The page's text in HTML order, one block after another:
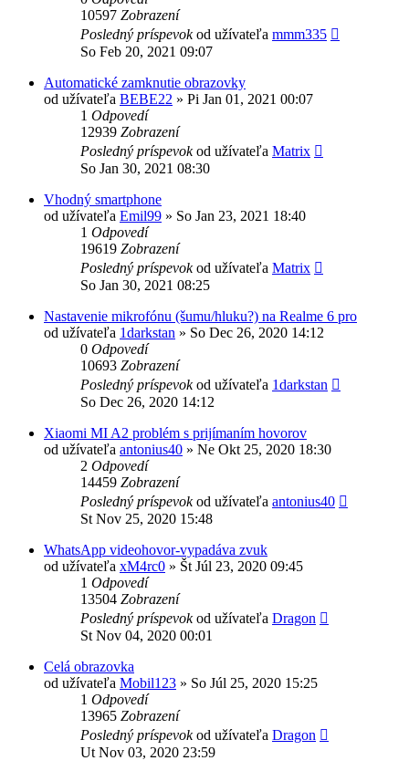
10597 Zobrazení
Posledný príspevokod užívateľa mmm335
So Feb 20, 2021 09:07
Automatické zamknutie obrazovky
od užívateľa BEBE22 » Pi Jan 01, 2021 00:07
1 Odpovedí
12939 Zobrazení
Posledný príspevokod užívateľa Matrix
So Jan 30, 2021 08:30
Vhodný smartphone
od užívateľa Emil99 » So Jan 23, 2021 18:40
1 Odpovedí
19619 Zobrazení
Posledný príspevokod užívateľa Matrix
So Jan 30, 2021 08:25
Nastavenie mikrofónu (šumu/hluku?) na Realme 6 pro
od užívateľa 1darkstan » So Dec 26, 2020 14:12
0 Odpovedí
10693 Zobrazení
Posledný príspevokod užívateľa 1darkstan
So Dec 26, 2020 14:12
Xiaomi MI A2 problém s prijímaním hovorov
od užívateľa antonius40 » Ne Okt 25, 2020 18:30
2 Odpovedí
14459 Zobrazení
Posledný príspevokod užívateľa antonius40
St Nov 25, 2020 15:48
WhatsApp videohovor-vypadáva zvuk
od užívateľa xM4rc0 » Št Júl 23, 2020 09:45
1 Odpovedí
13504 Zobrazení
Posledný príspevokod užívateľa Dragon
St Nov 04, 2020 00:01
Celá obrazovka
od užívateľa Mobil123 » So Júl 25, 2020 15:25
1 Odpovedí
13965 Zobrazení
Posledný príspevokod užívateľa Dragon
Ut Nov 03, 2020 23:59